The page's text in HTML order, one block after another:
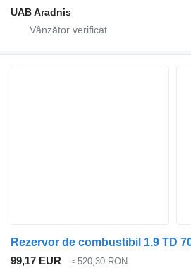
UAB Aradnis
99,17 EUR ≈ 520,30 RON